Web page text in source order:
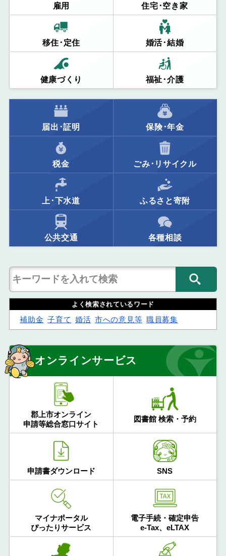
雇用 住宅･空き家
移住･定住 婚活･結婚
健康づくり 福祉･介護
届出･証明 保険･年金
税金 ごみ･リサイクル
上･下水道 ふるさと寄附
公共交通 各種相談
よく検索されているワード
補助金 子育て 婚活 市への意見等 職員募集
オンラインサービス
郡上市オンライン
申請等総合窓口サイト
図書館 検索・予約
申請書ダウンロード SNS
マイナポータル
ぴったりサービス
電子手続・確定申告
e-Tax、eLTAX